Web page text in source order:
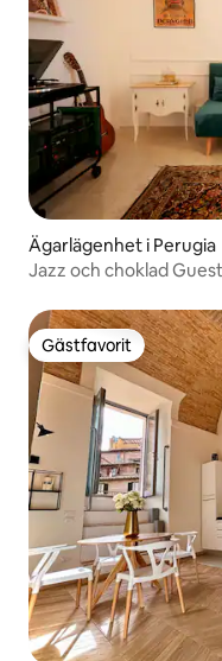
Ägarlägenhet i Perugia
Jazz och choklad
Gästfavorit
Gästfavorit